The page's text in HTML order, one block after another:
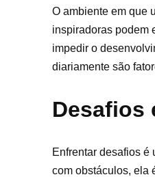
O ambiente em que
inspiradoras podem
impedir o
diariamente são
Desafios
Enfrentar desafios é
com obstáculos, ela